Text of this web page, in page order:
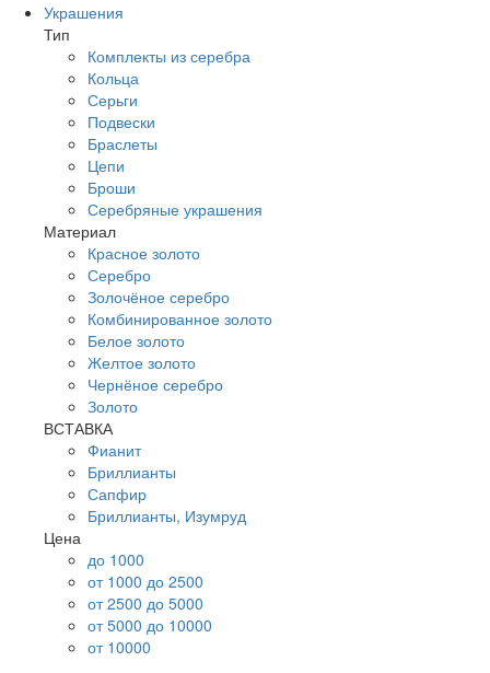
Украшения
Тип
Комплекты из серебра
Кольца
Серьги
Подвески
Браслеты
Цепи
Броши
Серебряные украшения
Материал
Красное золото
Серебро
Золочёное серебро
Комбинированное золото
Белое золото
Желтое золото
Чернёное серебро
Золото
ВСТАВКА
Фианит
Бриллианты
Сапфир
Бриллианты, Изумруд
Цена
до 1000
от 1000 до 2500
от 2500 до 5000
от 5000 до 10000
от 10000